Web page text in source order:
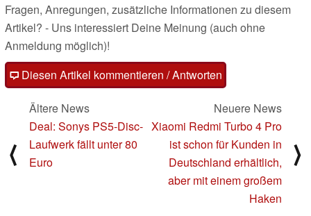
Fragen, Anregungen, zusätzliche Informationen zu diesem
Artikel? - Uns interessiert Deine Meinung (auch ohne
Anmeldung möglich)!
Diesen Artikel kommentieren / Antworten
⟨
Ältere News
Deal: Sonys PS5-Disc-
Laufwerk fällt unter 80
Euro
Neuere News
Xiaomi Redmi Turbo 4 Pro
ist schon für Kunden in
Deutschland erhältlich,
aber mit einem großem
Haken
⟩